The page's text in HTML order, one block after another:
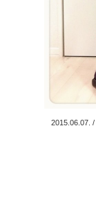
2015.06.07. /